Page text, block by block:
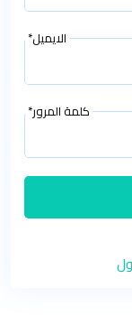
الايميل*
كلمة المرور*